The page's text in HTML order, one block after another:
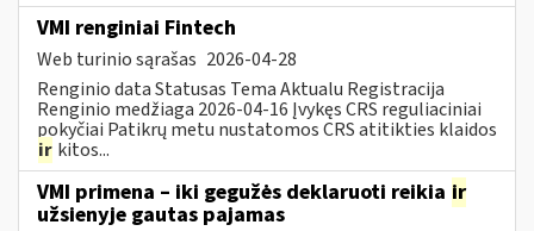
VMI renginiai Fintech
Web turinio sąrašas 2026-04-28
Renginio data Statusas Tema Aktualu Registracija
Renginio medžiaga 2026-04-16 Įvykęs CRS reguliaciniai
pokyčiai Patikrų metu nustatomos CRS atitikties klaidos
ir kitos...
VMI primena – iki gegužės deklaruoti reikia ir
užsienyje gautas pajamas